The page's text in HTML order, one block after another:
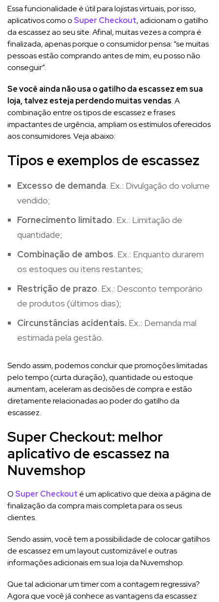
Essa funcionalidade é útil para lojistas virtuais, por isso,
aplicativos como oSuper Checkout, adicionam o gatilho
da escassez ao seu site. Afinal, muitas vezes a compra é
finalizada, apenas porque o consumidor pensa: “se muitas
pessoas estão comprando antes de mim, eu posso não
conseguir”.
Se você ainda não usa o gatilho da escassez em sua
loja, talvez esteja perdendo muitas vendas. A
combinação entre os tipos de escassez e frases
impactantes de urgência, ampliam os estímulos oferecidos
aos consumidores. Veja abaixo:
Tipos e exemplos de escassez
Excesso de demanda. Ex.: Divulgação do volume
vendido;
Fornecimento limitado. Ex.: Limitação de
quantidade;
Combinação de ambos. Ex.: Enquanto durarem
os estoques ou itens restantes;
Restrição de prazo. Ex.: Desconto temporário
de produtos (últimos dias);
Circunstâncias acidentais. Ex.: Demanda mal
estimada pela gestão.
Sendo assim, podemos concluir que promoções limitadas
pelo tempo (curta duração), quantidade ou estoque
aumentam, aceleram as decisões de compra e estão
diretamente relacionadas ao poder do gatilho da
escassez.
Super Checkout: melhor
aplicativo de escassez na
Nuvemshop
OSuper Checkout é um aplicativo que deixa a página de
finalização da compra mais completa para os seus
clientes.
Sendo assim, você tem a possibilidade de colocar gatilhos
de escassez em um layout customizável e outras
informações adicionais em sua loja da Nuvemshop.
Que tal adicionar um timer com a contagem regressiva?
Agora que você já conhece as vantagens da escassez